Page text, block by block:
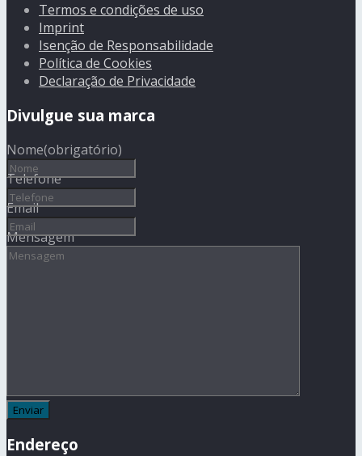
Termos e condições de uso
Imprint
Isenção de Responsabilidade
Política de Cookies
Declaração de Privacidade
Divulgue sua marca
Nome(obrigatório)
Telefone
Email
Mensagem
Endereço